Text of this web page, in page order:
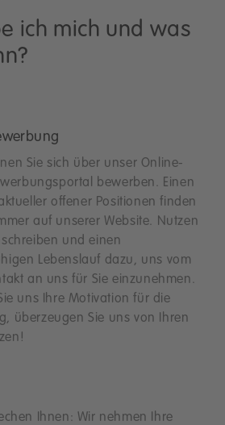
ich mich und was
Sie sich über unser Online-
bewerben. Einen
offener Positionen finden
auf unserer Website. Nutzen
und einen
Lebenslauf dazu, uns vom
an uns für Sie einzunehmen.
uns Ihre Motivation für die
überzeugen Sie uns von Ihren
Ihnen: Wir nehmen Ihre